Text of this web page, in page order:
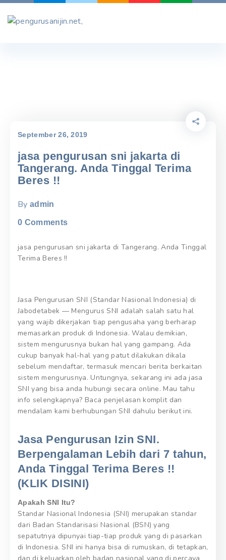
Skip
September 26, 2019
jasa pengurusan sni jakarta di
Tangerang. Anda Tinggal Terima
Beres !!
By admin
0 Comments
jasa pengurusan sni jakarta di Tangerang. Anda Tinggal
Terima Beres !!
Jasa Pengurusan SNI (Standar Nasional Indonesia) di
Jabodetabek — Mengurus SNI adalah salah satu hal
yang wajib dikerjakan tiap pengusaha yang berharap
memasarkan produk di Indonesia. Walau demikian,
sistem mengurusnya bukan hal yang gampang. Ada
cukup banyak hal-hal yang patut dilakukan dikala
sebelum mendaftar, termasuk mencari berita berkaitan
sistem mengurusnya. Untungnya, sekarang ini ada jasa
SNI yang bisa anda hubungi secara online. Mau tahu
info selengkapnya? Baca penjelasan komplit dan
mendalam kami berhubungan SNI dahulu berikut ini.
Jasa Pengurusan Izin SNI.
Berpengalaman Lebih dari 7 tahun,
Anda Tinggal Terima Beres !!
(KLIK DISINI)
Apakah SNI Itu?
Standar Nasional Indonesia (SNI) merupakan standar
dari Badan Standarisasi Nasional (BSN) yang
sepatutnya dipunyai tiap-tiap produk yang di pasarkan
di Indonesia. SNI ini hanya bisa di rumuskan, di tetapkan,
dan di keluarkan oleh badan nasional yang di percaya